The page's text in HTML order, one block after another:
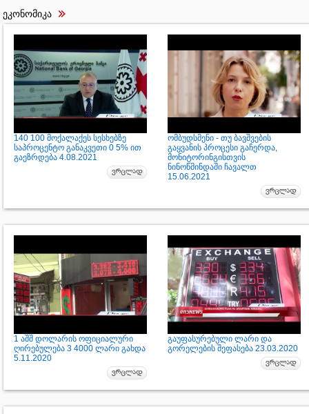
ეკონომიკა
140 100 მოქალაქეს სესხებზე
საპროცენტო განაკვეთი 0 5% ით
გაეზრდება 4.08.2021
ომბუდსმენი - თუ ბავშვების
გაყვანის პროცესი გაჩერდა,
მონიტორინგისთვის
ნინოწმინდაში ჩავალთ
15.06.2021
1 აშშ დოლარის ოფიციალური
ღირებულება 3 4000 ლარი გახდა
5.11.2020
გაუფასურებული ლარი და
გორელების შეფასება 23.03.2020